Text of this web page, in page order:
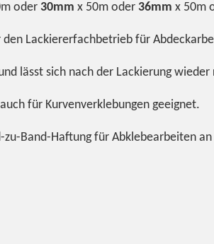
oder 30mm x 50m oder 36mm x 50m
Lackiererfachbetrieb für
lässt sich nach der Lackierung
für Kurvenverklebungen geeignet.
Band-Haftung für Abklebearbeiten